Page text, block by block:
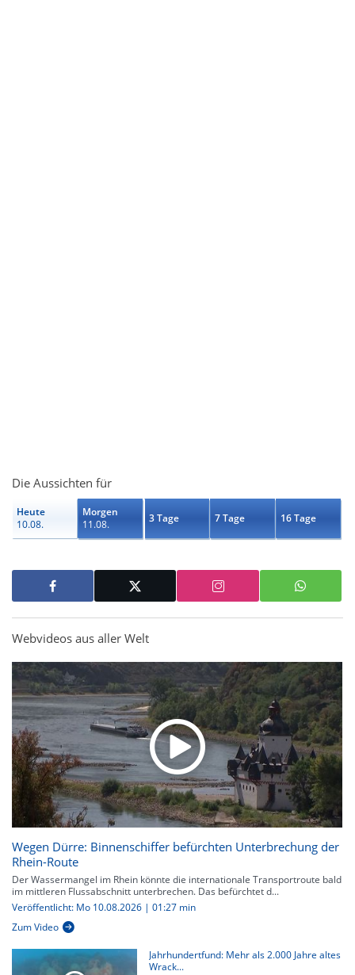
Die Aussichten für
Heute
10.08.
Morgen
11.08.
3 Tage 7 Tage 16 Tage
Webvideos aus aller Welt
Wegen Dürre: Binnenschiffer befürchten Unterbrechung der
Rhein-Route
Der Wassermangel im Rhein könnte die internationale Transportroute bald
im mittleren Flussabschnitt unterbrechen. Das befürchtet d...
Veröffentlicht: Mo 10.08.2026 | 01:27 min
Zum Video
Jahrhundertfund: Mehr als 2.000 Jahre altes
Wrack...